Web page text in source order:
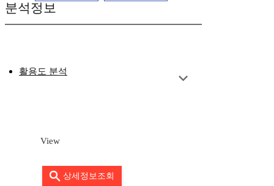
분석정보
활용도 분석
View
상세정보조회